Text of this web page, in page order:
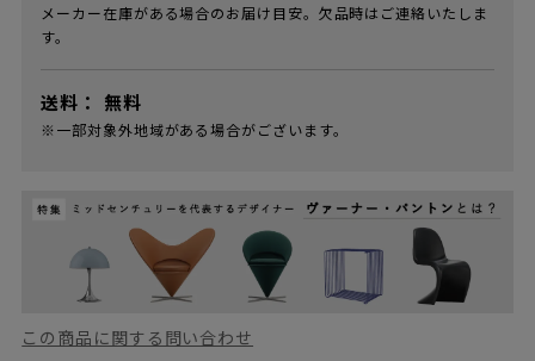
メーカー在庫がある場合のお届け目安。欠品時はご連絡いたしま
す。
送料： 無料
※一部対象外地域がある場合がございます。
この商品に関する問い合わせ